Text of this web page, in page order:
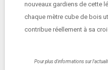
nouveaux gardiens de cette
chaque mètre cube de bois
contribue réellement à sa
Pour plus d'informations sur